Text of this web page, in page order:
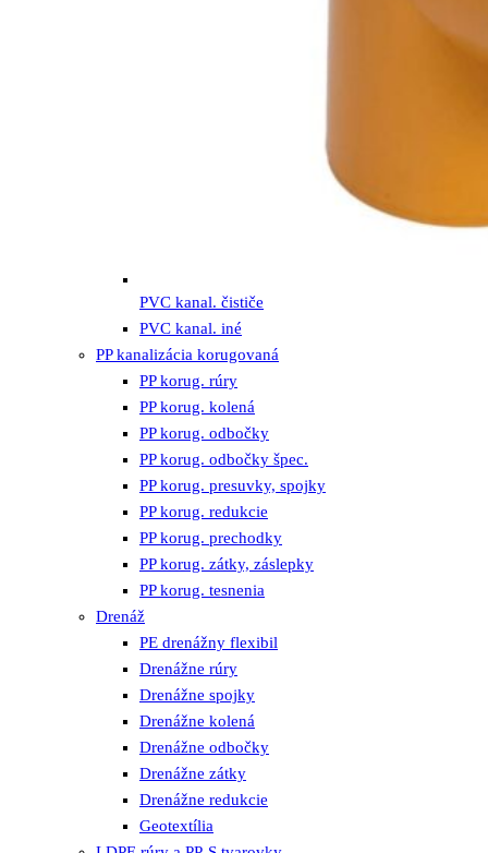
PVC kanal. čističe
PVC kanal. iné
PP kanalizácia korugovaná
PP korug. rúry
PP korug. kolená
PP korug. odbočky
PP korug. odbočky špec.
PP korug. presuvky, spojky
PP korug. redukcie
PP korug. prechodky
PP korug. zátky, záslepky
PP korug. tesnenia
Drenáž
PE drenážny flexibil
Drenážne rúry
Drenážne spojky
Drenážne kolená
Drenážne odbočky
Drenážne zátky
Drenážne redukcie
Geotextília